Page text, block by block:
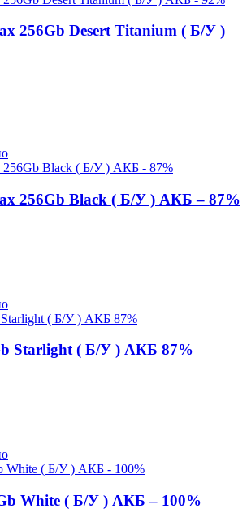
256Gb Desert Titanium ( Б/У )
256Gb Black ( Б/У ) АКБ – 87%
Starlight ( Б/У ) АКБ 87%
White ( Б/У ) АКБ – 100%